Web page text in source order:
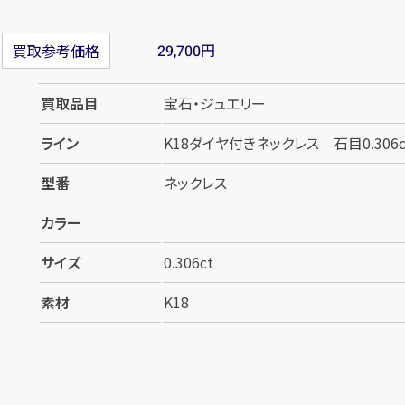
買取参考価格 29,700円
買取品目
宝石・ジュエリー
ライン
K18ダイヤ付きネックレス 石目
型番
ネックレス
カラー
サイズ
0.306ct
素材
K18